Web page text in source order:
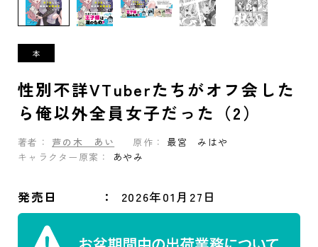
性別不詳VTuberたちがオフ会した
ら俺以外全員女子だった（2）
著者： 芦の木 あい 原作：
最宮 みはや
キャラクター原案：
あやみ
発売日 2026年01月27日